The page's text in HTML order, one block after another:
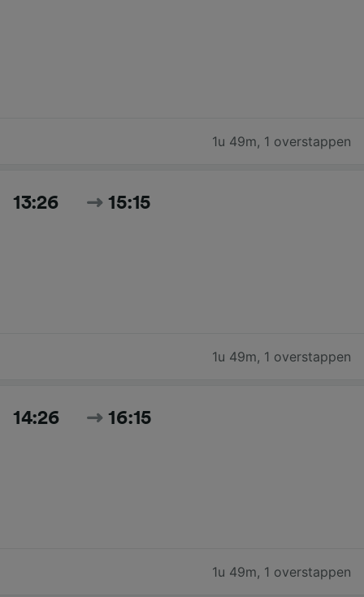
1u 49m, 1 overstappen
13:26 15:15
1u 49m, 1 overstappen
14:26 16:15
1u 49m, 1 overstappen